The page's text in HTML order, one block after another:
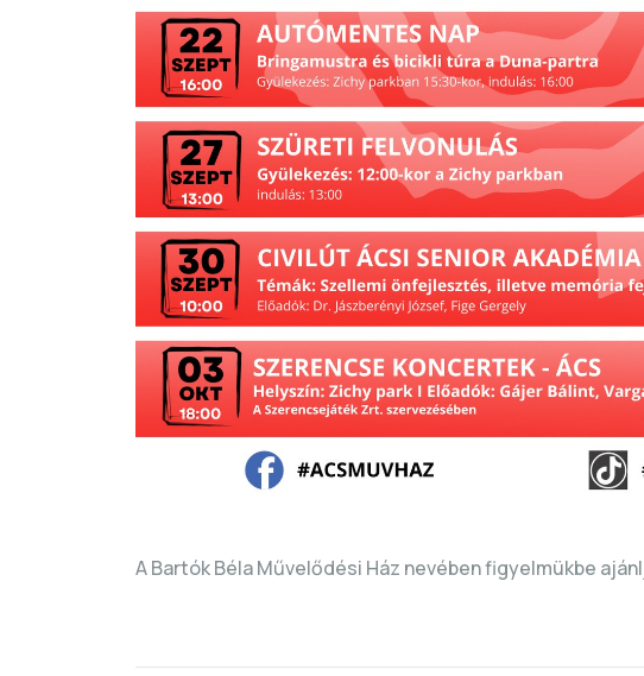
A Bartók Béla Művelődési Ház nevében figyelmükbe